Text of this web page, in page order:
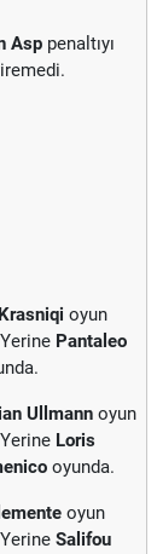
Asp penaltıyı
oyun
Pantaleo
Ullmann oyun
Loris
oyunda.
oyun
Salifou